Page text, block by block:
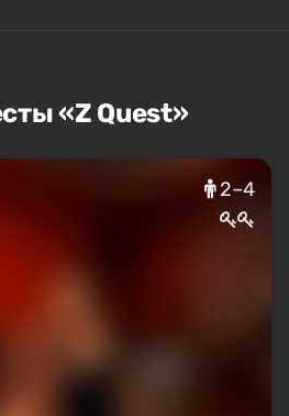
«Z Quest»
2–4